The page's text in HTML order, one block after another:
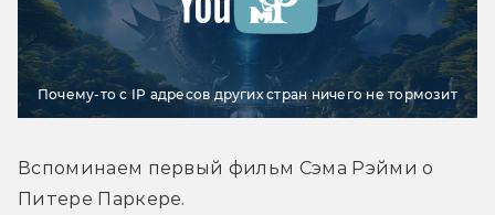
Почему-то с IP адресов других стран ничего не тормозит
Вспоминаем первый фильм Сэма Рэйми о
Питере Паркере.